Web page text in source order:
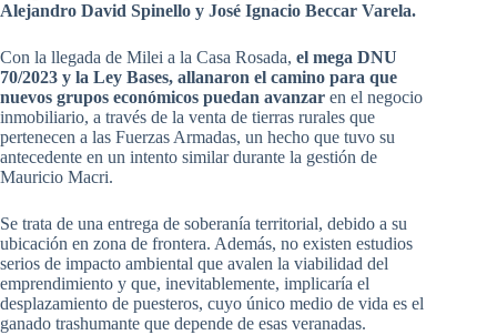
Alejandro David Spinello y José Ignacio Beccar Varela.
Con la llegada de Milei a la Casa Rosada, el mega DNU
70/2023 y la Ley Bases, allanaron el camino para que
nuevos grupos económicos puedan avanzar en el negocio
inmobiliario, a través de la venta de tierras rurales que
pertenecen a las Fuerzas Armadas, un hecho que tuvo su
antecedente en un intento similar durante la gestión de
Mauricio Macri.
Se trata de una entrega de soberanía territorial, debido a su
ubicación en zona de frontera. Además, no existen estudios
serios de impacto ambiental que avalen la viabilidad del
emprendimiento y que, inevitablemente, implicaría el
desplazamiento de puesteros, cuyo único medio de vida es el
ganado trashumante que depende de esas veranadas.